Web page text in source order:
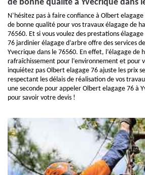
de bonne qualité à Yvecrique dans
N’hésitez pas à faire confiance à Olbert
de bonne qualité pour vos travaux élagage de
76560. Et si vous voulez des prestations
76 jardinier élagage d’arbre offre des services
Yvecrique dans le 76560. En effet, l’élagage de
rafraîchissement pour l’environnement et pour
inquiétez pas Olbert elagage 76 ajuste les prix
respectant les délais de réalisation de vos
une seconde pour appeler Olbert elagage 76 à
pour savoir votre devis !